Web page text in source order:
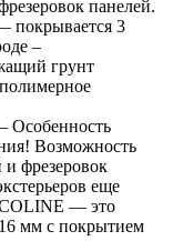
панелей.
покрывается 3
–
грунт
Особенность
Возможность
фрезеровок
еще
— это
мм с покрытием